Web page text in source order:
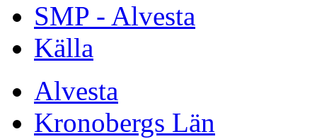
SMP - Alvesta
Källa
Alvesta
Kronobergs Län